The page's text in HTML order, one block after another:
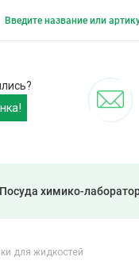
Посуда химико-
для жидкостей